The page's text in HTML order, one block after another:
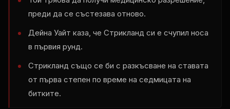
преди да се състезава отново.
Дейна Уайт каза, че Стрикланд си е счупил носа
в първия рунд.
Стрикланд също се би с разкъсване на ставата
от първа степен по време на седмицата на
битките.